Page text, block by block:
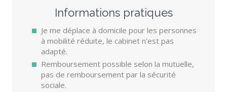
Informations pratiques
Je me déplace à domicile pour les personnes
à mobilité réduite, le cabinet n'est pas
adapté.
Remboursement possible selon la mutuelle,
pas de remboursement par la sécurité
sociale.